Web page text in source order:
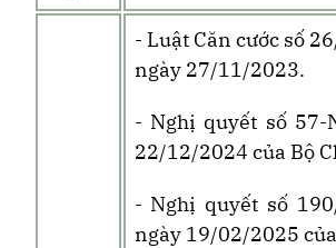
- Luật Căn cước số
ngày 27/11/2023.
- Nghị quyết số 57-
22/12/2024 của Bộ
- Nghị quyết số
ngày 19/02/2025